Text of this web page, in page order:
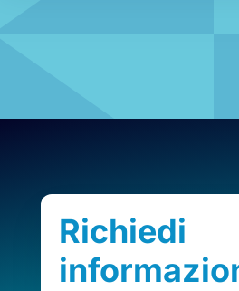
Richiedi